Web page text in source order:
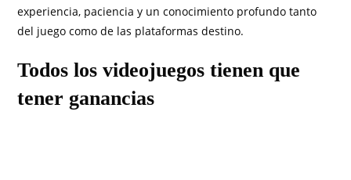
experiencia, paciencia y un conocimiento profundo tanto
del juego como de las plataformas destino.
Todos los videojuegos tienen que
tener ganancias